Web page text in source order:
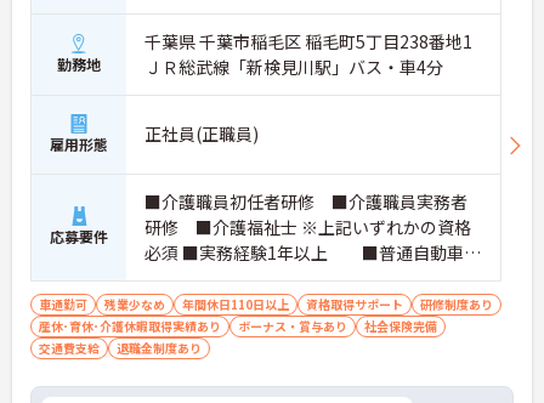
勤務地
千葉県 千葉市稲毛区 稲毛町5丁目238番地1
ＪＲ総武線「新検見川駅」バス・車4分
雇用形態 正社員(正職員)
応募要件
■介護職員初任者研修 ■介護職員実務者
研修 ■介護福祉士 ※上記いずれかの資格
必須 ■実務経験1年以上 ■普通自動車運
転免許
車通勤可 残業少なめ 年間休日110日以上 資格取得サポート
研修制度あり
産休･育休･介護休暇取得実績あり
ボーナス・賞与あり
社会保険完備
交通費支給
退職金制度あり